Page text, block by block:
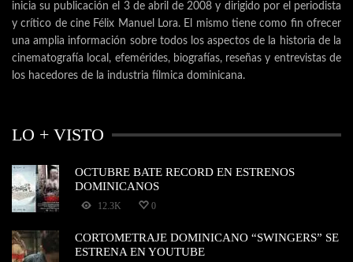
inicia su publicación el 3 de abril de 2008 y dirigido por el periodista
y crítico de cine Félix Manuel Lora. El mismo tiene como fin ofrecer
una amplia información sobre todos los aspectos de la historia de la
cinematografía local, efemérides, biografías, reseñas y entrevistas de
los hacedores de la industria fílmica dominicana.
LO + VISTO
OCTUBRE BATE RECORD EN ESTRENOS
DOMINICANOS
12.3K 0
CORTOMETRAJE DOMINICANO “SWINGERS” SE
ESTRENA EN YOUTUBE